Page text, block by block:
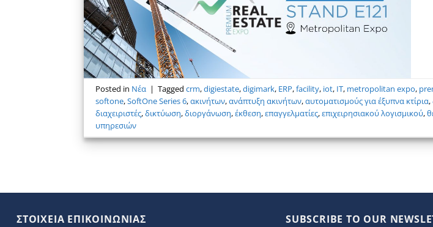
Posted in Νέα | Taggedcrm,digiestate,digimark, ERP,facility, iot, IT, metropolitan expo,
softone,SoftOne Series 6,ακινήτων,ανάπτυξη ακινήτων,αυτοματισμούς για έξυπνα κτίρια,
διαχειριστές,δικτύωση,διοργάνωση,έκθεση,επαγγελματίες,επιχειρησιακού λογισμικού,
υπηρεσιών
ΣΤΟΙΧΕΙΑ ΕΠΙΚΟΙΝΩΝΙΑΣ SUBSCRIBE TO OUR